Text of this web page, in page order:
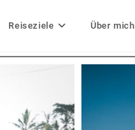
Reiseziele Über mich